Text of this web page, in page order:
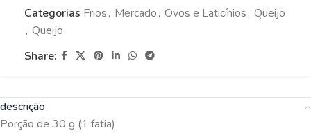
Categorias Frios, Mercado, Ovos e Laticínios, Queijo
, Queijo
Share:
descrição
Porção de 30 g (1 fatia)